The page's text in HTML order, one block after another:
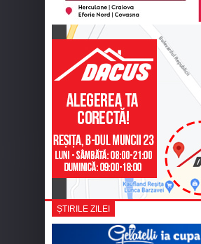
ȘTIRILE ZILEI